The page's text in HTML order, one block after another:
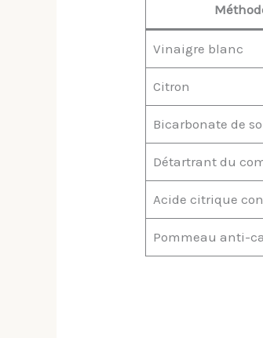
Vinaigre blanc
Citron
Bicarbonate de
Détartrant du
Acide citrique
Pommeau anti-